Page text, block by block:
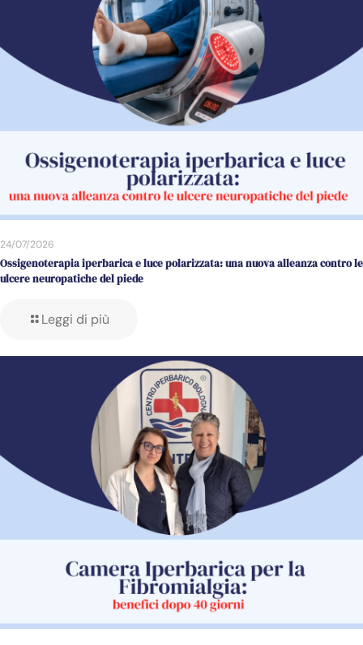
24/07/2026
Ossigenoterapia iperbarica e luce polarizzata: una nuova alleanza contro le
ulcere neuropatiche del piede
Leggi di più